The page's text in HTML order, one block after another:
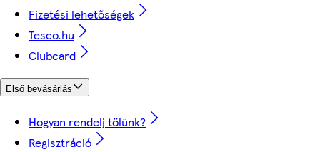
Fizetési lehetőségek
Tesco.hu
Clubcard
Első bevásárlás
Hogyan rendelj tőlünk?
Regisztráció